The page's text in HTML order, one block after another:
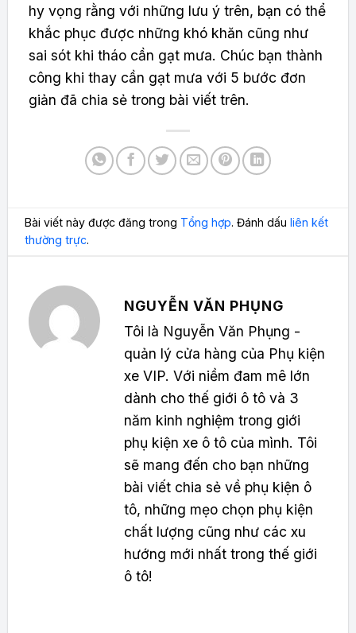
hy vọng rằng với những lưu ý trên, bạn có thể
khắc phục được những khó khăn cũng như
sai sót khi tháo cần gạt mưa. Chúc bạn thành
công khi thay cần gạt mưa với 5 bước đơn
giản đã chia sẻ trong bài viết trên.
Bài viết này được đăng trong Tổng hợp. Đánh dấuliên kết
thường trực.
NGUYỄN VĂN PHỤNG
Tôi là Nguyễn Văn Phụng -
quản lý cửa hàng của Phụ kiện
xe VIP. Với niềm đam mê lớn
dành cho thế giới ô tô và 3
năm kinh nghiệm trong giới
phụ kiện xe ô tô của mình. Tôi
sẽ mang đến cho bạn những
bài viết chia sẻ về phụ kiện ô
tô, những mẹo chọn phụ kiện
chất lượng cũng như các xu
hướng mới nhất trong thế giới
ô tô!